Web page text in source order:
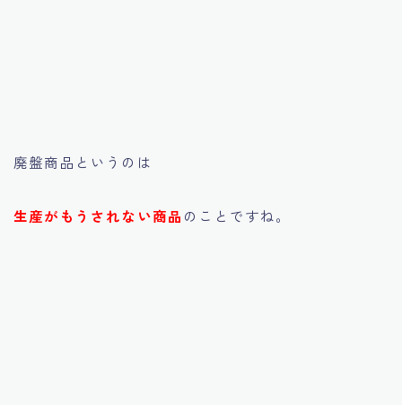
廃盤商品というのは
生産がもうされない商品 のことですね。